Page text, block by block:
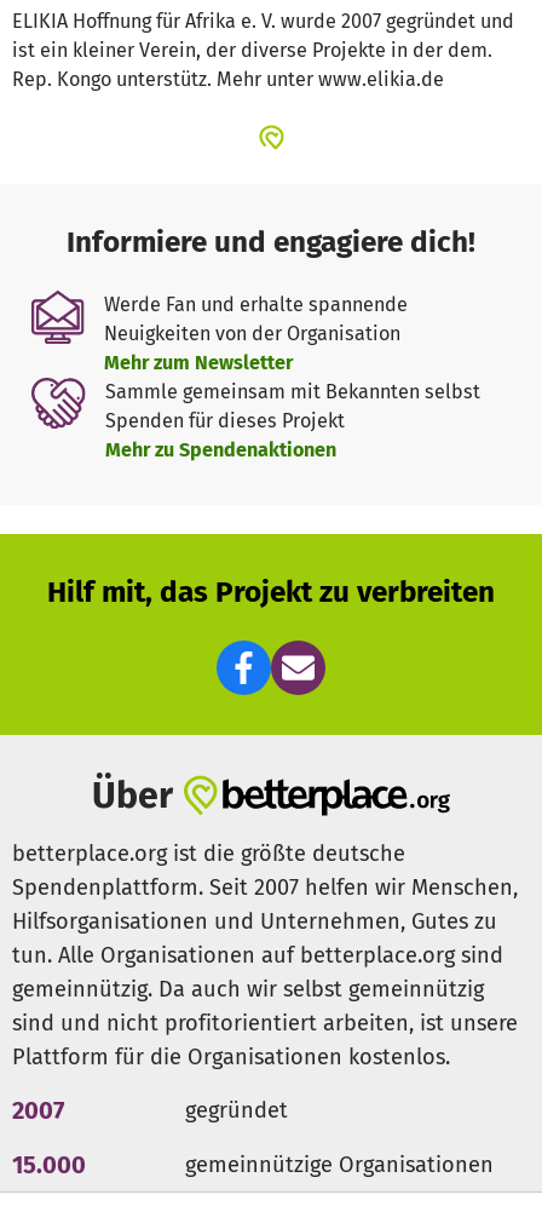
ELIKIA Hoffnung für Afrika e. V. wurde 2007 gegründet und
ist ein kleiner Verein, der diverse Projekte in der dem.
Rep. Kongo unterstütz. Mehr unter www.elikia.de
Informiere und engagiere dich!
Werde Fan und erhalte spannende
Neuigkeiten von der Organisation
Mehr zum Newsletter
Sammle gemeinsam mit Bekannten selbst
Spenden für dieses Projekt
Mehr zu Spendenaktionen
Hilf mit, das Projekt zu verbreiten
Über
betterplace.org ist die größte deutsche
Spendenplattform. Seit 2007 helfen wir Menschen,
Hilfsorganisationen und Unternehmen, Gutes zu
tun. Alle Organisationen auf betterplace.org sind
gemeinnützig. Da auch wir selbst gemeinnützig
sind und nicht profitorientiert arbeiten, ist unsere
Plattform für die Organisationen kostenlos.
2007 gegründet
15.000 gemeinnützige Organisationen